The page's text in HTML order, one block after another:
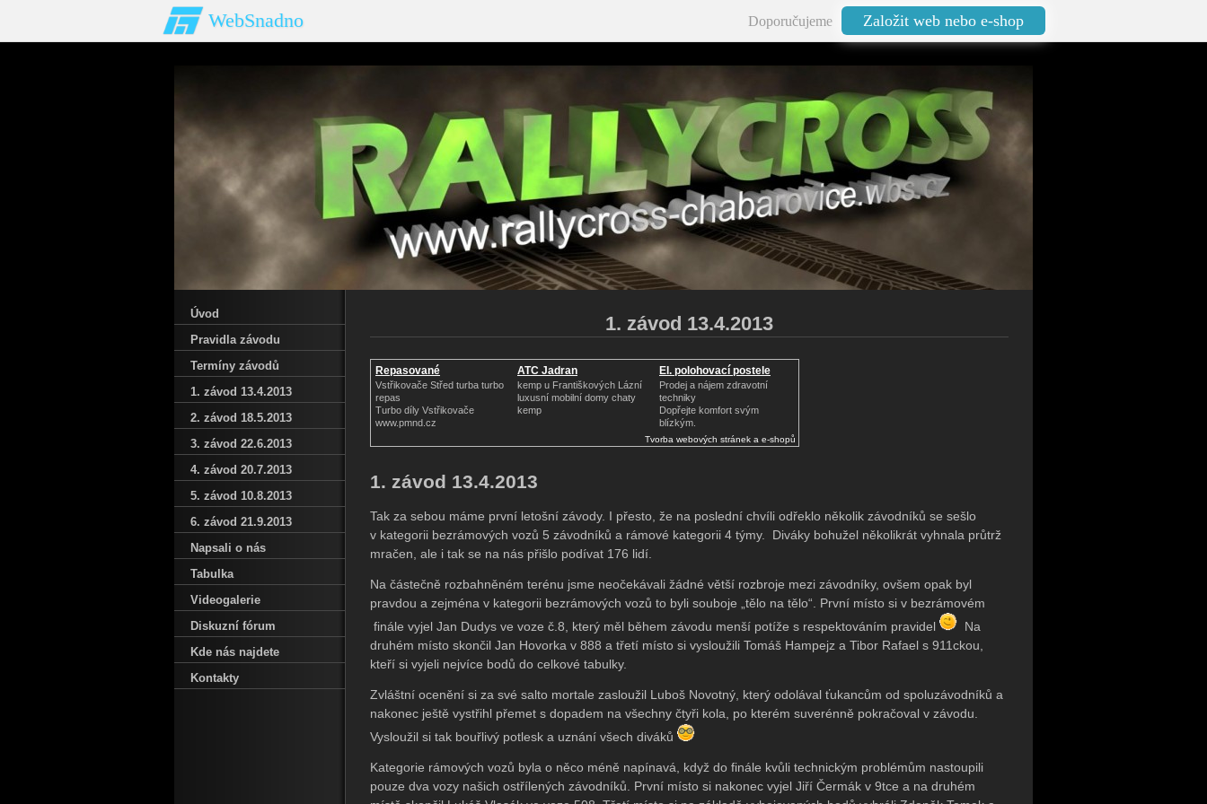
WebSnadno Doporučujeme Založit web nebo e-shop
1. závod 13.4.2013
Repasované
Turbodmychadlo
Vstřikovače Střed turba turbo
repas
Turbo díly Vstřikovače
www.pmnd.cz
ATC Jadran
kemp u Františkových Lázní
luxusní mobilní domy chaty
kemp
El. polohovací postele
Prodej a nájem zdravotní
techniky
Dopřejte komfort svým
blízkým.
Tvorba webových stránek a e-shopů
1. závod 13.4.2013
Tak za sebou máme první letošní závody. I přesto, že na poslední chvíli odřeklo několik závodníků se sešlo
v kategorii bezrámových vozů 5 závodníků a rámové kategorii 4 týmy. Diváky bohužel několikrát vyhnala průtrž
mračen, ale i tak se na nás přišlo podívat 176 lidí.
Na částečně rozbahněném terénu jsme neočekávali žádné větší rozbroje mezi závodníky, ovšem opak byl
pravdou a zejména v kategorii bezrámových vozů to byli souboje „tělo na tělo“. První místo si v bezrámovém
finále vyjel Jan Dudys ve voze č.8, který měl během závodu menší potíže s respektováním pravidel
Na
druhém místo skončil Jan Hovorka v 888 a třetí místo si vysloužili Tomáš Hampejz a Tibor Rafael s 911ckou,
kteří si vyjeli nejvíce bodů do celkové tabulky.
Zvláštní ocenění si za své salto mortale zasloužil Luboš Novotný, který odolával ťukancům od spoluzávodníků a
nakonec ještě vystřihl přemet s dopadem na všechny čtyři kola, po kterém suverénně pokračoval v závodu.
Vysloužil si tak bouřlivý potlesk a uznání všech diváků
Kategorie rámových vozů byla o něco méně napínavá, když do finále kvůli technickým problémům nastoupili
pouze dva vozy našich ostřílených závodníků. První místo si nakonec vyjel Jiří Čermák v 9tce a na druhém
Úvod
Pravidla závodu
Termíny závodů
1. závod 13.4.2013
2. závod 18.5.2013
3. závod 22.6.2013
4. závod 20.7.2013
5. závod 10.8.2013
6. závod 21.9.2013
Napsali o nás
Tabulka
Videogalerie
Diskuzní fórum
Kde nás najdete
Kontakty